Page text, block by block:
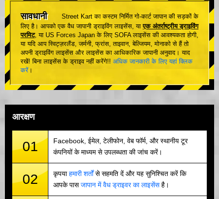
सावधानी
Street Kart का कस्टम निर्मित गो-कार्ट जापान की सड़कों के
लिए है। आपको एक वैध जापानी ड्राइविंग लाइसेंस, याएक अंतर्राष्ट्रीय ड्राइविंग
परमिट, या US Forces Japan के लिए SOFA लाइसेंस की आवश्यकता होगी,
या यदि आप स्विट्ज़रलैंड, जर्मनी, फ्रांस, ताइवान, बेल्जियम, मोनाको से हैं तो
अपनी ड्राइविंग लाइसेंस और लाइसेंस का आधिकारिक जापानी अनुवाद। याद
रखें! बिना लाइसेंस के ड्राइव नहीं करेंगे!! अधिक जानकारी के लिए यहां क्लिक
करें ।
आरक्षण
01
Facebook, ईमेल, टेलीफोन, वेब फॉर्म, और स्थानीय टूर
कंपनियों के माध्यम से उपलब्धता की जांच करें।
02 कृपयाहमारी शर्तोंसे सहमति दें और यह सुनिश्चित करें कि
आपके पासजापान में वैध ड्राइवर का लाइसेंसहै।